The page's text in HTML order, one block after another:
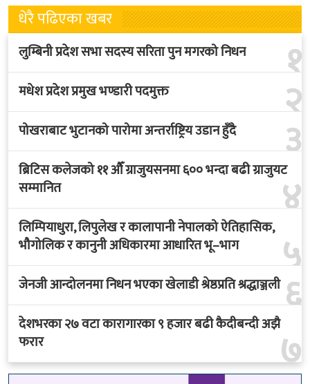
धेरै पढिएका खबर
१
लुम्बिनी प्रदेश सभा सदस्य सरिता पुन मगरको निधन
२
मधेश प्रदेश प्रमुख भण्डारी पदमुक्त
३
पोखराबाट भुटानको पारोमा अन्तर्राष्ट्रिय उडान हुँदै
४
ब्रिटिस कलेजको ११ औँ ग्राजुयसनमा ६०० भन्दा बढी ग्राजुयट
सम्मानित
५
लिम्पियाधुरा, लिपुलेख र कालापानी नेपालको ऐतिहासिक,
भौगोलिक र कानुनी अधिकारमा आधारित भू–भाग
६
जेनजी आन्दोलनमा निधन भएका खेलाडी श्रेष्ठप्रति श्रद्धाञ्जली
७
देशभरका २७ वटा कारागारका ९ हजार बढी कैदीबन्दी अझै
फरार